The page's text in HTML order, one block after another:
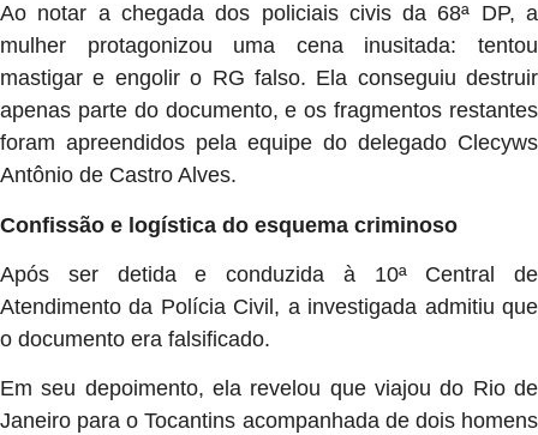
Ao notar a chegada dos policiais civis da 68ª DP, a
mulher protagonizou uma cena inusitada: tentou
mastigar e engolir o RG falso. Ela conseguiu destruir
apenas parte do documento, e os fragmentos restantes
foram apreendidos pela equipe do delegado Clecyws
Antônio de Castro Alves.
Confissão e logística do esquema criminoso
Após ser detida e conduzida à 10ª Central de
Atendimento da Polícia Civil, a investigada admitiu que
o documento era falsificado.
Em seu depoimento, ela revelou que viajou do Rio de
Janeiro para o Tocantins acompanhada de dois homens